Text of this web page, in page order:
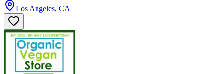
Los Angeles, CA